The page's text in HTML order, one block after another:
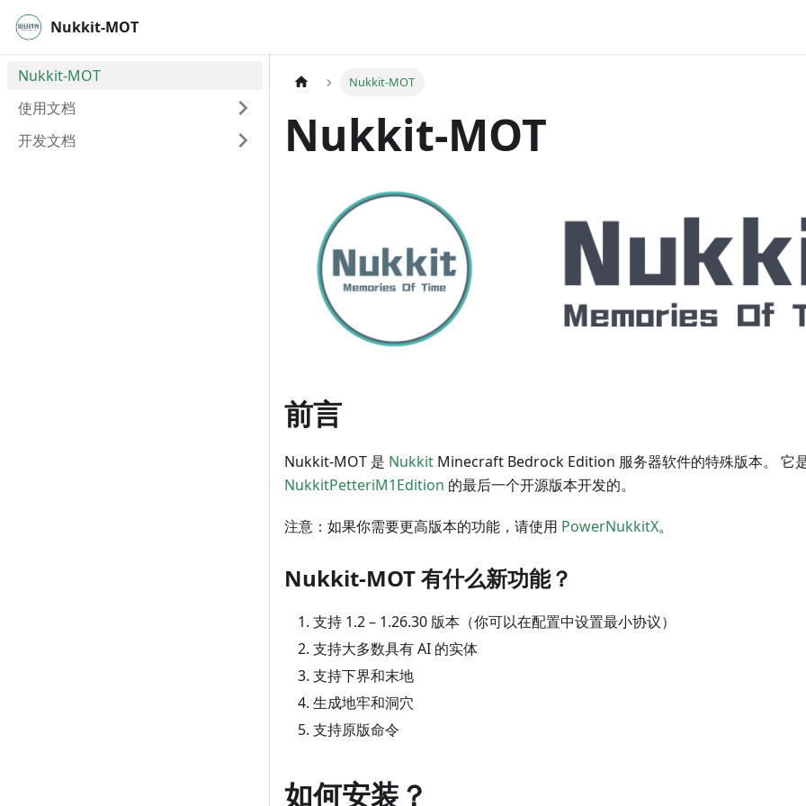
Nukkit-MOT
Nukkit-MOT
使用文档
开发文档
Nukkit-MOT
Nukkit-MOT
前言
Nukkit-MOT 是 Nukkit Minecraft Bedrock Edition 服务器软件的特殊版本。 它
NukkitPetteriM1Edition 的最后一个开源版本开发的。
注意：如果你需要更高版本的功能，请使用 PowerNukkitX。
Nukkit-MOT 有什么新功能？
支持 1.2 – 1.26.30 版本（你可以在配置中设置最小协议）
支持大多数具有 AI 的实体
支持下界和末地
生成地牢和洞穴
支持原版命令
如何安装？